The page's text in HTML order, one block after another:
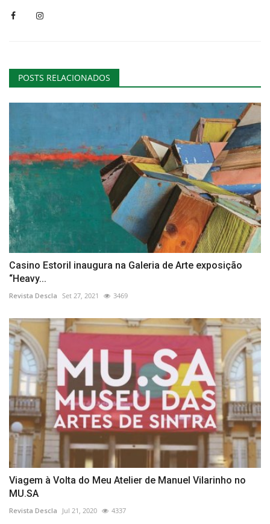
POSTS RELACIONADOS
Casino Estoril inaugura na Galeria de Arte exposição
“Heavy...
Revista Descla Set 27, 2021 3469
Viagem à Volta do Meu Atelier de Manuel Vilarinho no
MU.SA
Revista Descla Jul 21, 2020 4337